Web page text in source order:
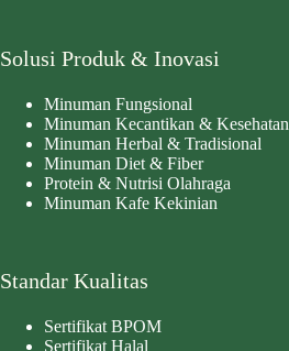
Solusi Produk & Inovasi
Minuman Fungsional
Minuman Kecantikan & Kesehatan
Minuman Herbal & Tradisional
Minuman Diet & Fiber
Protein & Nutrisi Olahraga
Minuman Kafe Kekinian
Standar Kualitas
Sertifikat BPOM
Sertifikat Halal